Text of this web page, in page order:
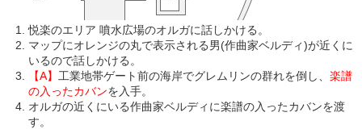
悦楽のエリア 噴水広場のオルガに話しかける。
マップにオレンジの丸で表示される男(作曲家ベルディ)が近くに
いるので話しかける。
【A】 工業地帯ゲート前の海岸でグレムリンの群れを倒し、 楽譜
の入ったカバンを入手。
オルガの近くにいる作曲家ベルディに楽譜の入ったカバンを渡
す。